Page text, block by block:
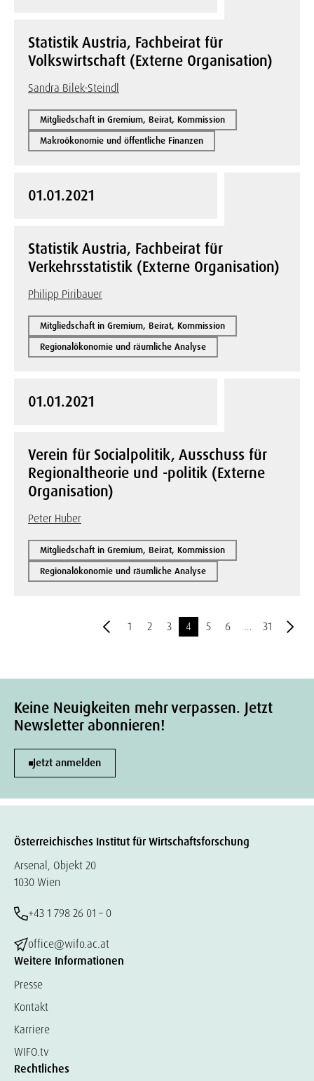
Statistik Austria, Fachbeirat für
Volkswirtschaft (Externe Organisation)
Sandra Bilek-Steindl
Mitgliedschaft in Gremium, Beirat, Kommission
Makroökonomie und öffentliche Finanzen
01.01.2021
Statistik Austria, Fachbeirat für
Verkehrsstatistik (Externe Organisation)
Philipp Piribauer
Mitgliedschaft in Gremium, Beirat, Kommission
Regionalökonomie und räumliche Analyse
01.01.2021
Verein für Socialpolitik, Ausschuss für
Regionaltheorie und -politik (Externe
Organisation)
Peter Huber
Mitgliedschaft in Gremium, Beirat, Kommission
Regionalökonomie und räumliche Analyse
1 2 3 4 5 6 … 31
Keine Neuigkeiten mehr verpassen. Jetzt
Newsletter abonnieren!
Jetzt anmelden
Österreichisches Institut für Wirtschaftsforschung
Arsenal, Objekt 20
1030 Wien
+43 1 798 26 01 – 0
office@wifo.ac.at
Weitere Informationen
Presse
Kontakt
Karriere
WIFO.tv
Rechtliches